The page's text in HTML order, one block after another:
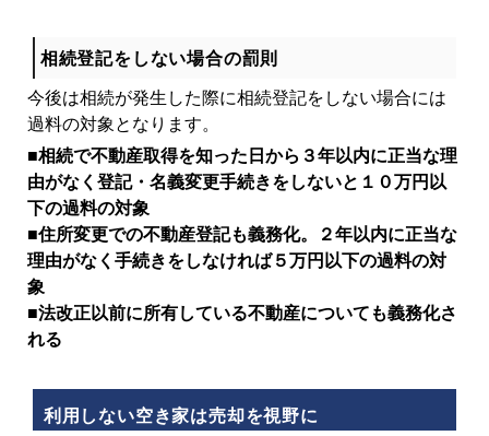
相続登記をしない場合の罰則
今後は相続が発生した際に相続登記をしない場合には
過料の対象となります。
■相続で不動産取得を知った日から３年以内に正当な理
由がなく登記・名義変更手続きをしないと１０万円以
下の過料の対象
■住所変更での不動産登記も義務化。２年以内に正当な
理由がなく手続きをしなければ５万円以下の過料の対
象
■法改正以前に所有している不動産についても義務化さ
れる
利用しない空き家は売却を視野に